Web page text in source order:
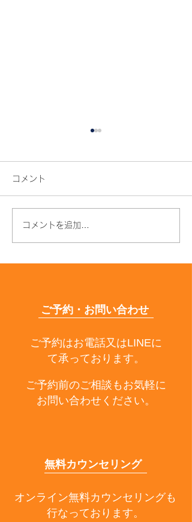
年齢とともに髪質が変わ
コメント
コメントを追加…
ご予約・お問い合わせ
ご予約はお電話又はLINEに
て承っております。
ご予約前のご相談もお気軽に
お問い合わせください。
無料カウンセリング
オンライン無料カウンセリングも
行なっております。